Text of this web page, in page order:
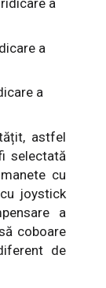
a
a
a
astfel
selectată
cu
joystick
a
coboare
de